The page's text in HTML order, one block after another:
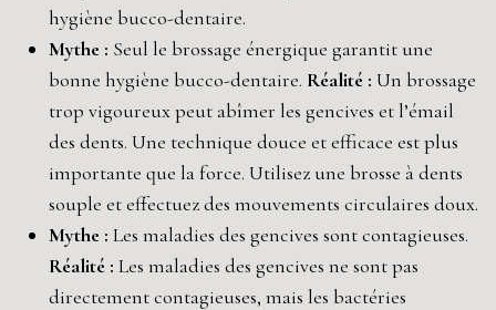
hygiène bucco-dentaire.
Mythe : Seul le brossage énergique garantit une
bonne hygiène bucco-dentaire. Réalité : Un brossage
trop vigoureux peut abîmer les gencives et l’émail
des dents. Une technique douce et efficace est plus
importante que la force. Utilisez une brosse à dents
souple et effectuez des mouvements circulaires doux.
Mythe : Les maladies des gencives sont contagieuses.
Réalité : Les maladies des gencives ne sont pas
directement contagieuses, mais les bactéries